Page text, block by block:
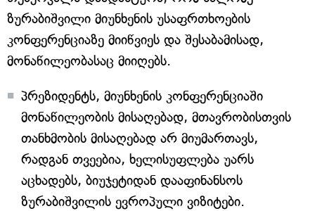
ზურაბიშვილი მიუნხენის უსაფრთხოების
კონფერენციაზე მიიწვიეს და შესაბამისად,
მონაწილეობასაც მიიღებს.
პრეზიდენტს, მიუნხენის კონფერენციაში
მონაწილეობის მისაღებად, მთავრობისთვის
თანხმობის მისაღებად არ მიუმართავს,
რადგან თვეებია, ხელისუფლება უარს
აცხადებს, ბიუჯეტიდან დააფინანსოს
ზურაბიშვილის ევროპული ვიზიტები.